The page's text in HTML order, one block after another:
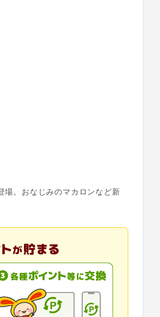
場。おなじみのマカロンなど新